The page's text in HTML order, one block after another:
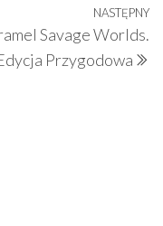
NASTĘPNY
Savage Worlds.
Przygodowa